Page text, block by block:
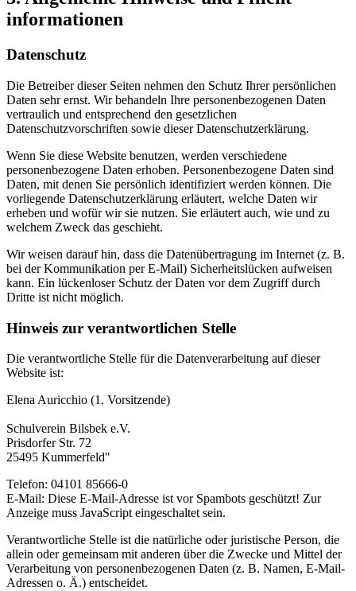
informationen
Datenschutz
Die Betreiber dieser Seiten nehmen den Schutz Ihrer persönlichen
Daten sehr ernst. Wir behandeln Ihre personenbezogenen Daten
vertraulich und entsprechend den gesetzlichen
Datenschutzvorschriften sowie dieser Datenschutzerklärung.
Wenn Sie diese Website benutzen, werden verschiedene
personenbezogene Daten erhoben. Personenbezogene Daten sind
Daten, mit denen Sie persönlich identifiziert werden können. Die
vorliegende Datenschutzerklärung erläutert, welche Daten wir
erheben und wofür wir sie nutzen. Sie erläutert auch, wie und zu
welchem Zweck das geschieht.
Wir weisen darauf hin, dass die Datenübertragung im Internet (z. B.
bei der Kommunikation per E-Mail) Sicherheitslücken aufweisen
kann. Ein lückenloser Schutz der Daten vor dem Zugriff durch
Dritte ist nicht möglich.
Hinweis zur verantwortlichen Stelle
Die verantwortliche Stelle für die Datenverarbeitung auf dieser
Website ist:
Elena Auricchio (1. Vorsitzende)
Schulverein Bilsbek e.V.
Prisdorfer Str. 72
25495 Kummerfeld"
Telefon: 04101 85666-0
E-Mail: Diese E-Mail-Adresse ist vor Spambots geschützt! Zur
Anzeige muss JavaScript eingeschaltet sein.
Verantwortliche Stelle ist die natürliche oder juristische Person, die
allein oder gemeinsam mit anderen über die Zwecke und Mittel der
Verarbeitung von personenbezogenen Daten (z. B. Namen, E-Mail-
Adressen o. Ä.) entscheidet.